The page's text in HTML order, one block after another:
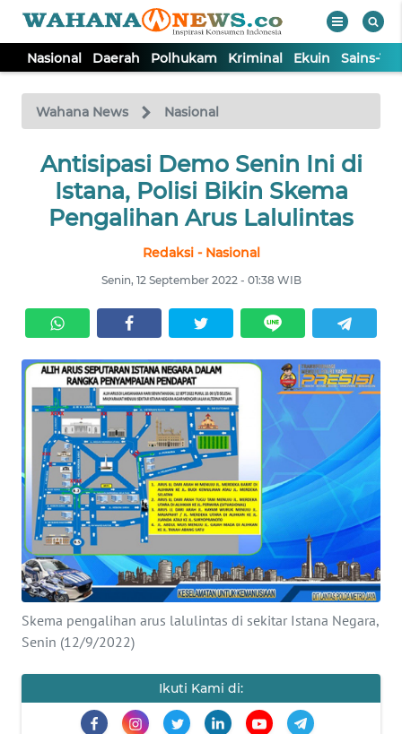
Nasional Daerah Polhukam Kriminal Ekuin Sains-
Wahana News Nasional
Antisipasi Demo Senin Ini di
Istana, Polisi Bikin Skema
Pengalihan Arus Lalulintas
Redaksi - Nasional
Senin, 12 September 2022 - 01:38 WIB
Skema pengalihan arus lalulintas di sekitar Istana Negara,
Senin (12/9/2022)
Ikuti Kami di:
TV
Tutup
NASIONAL
DAERAH
KRIMINAL
EKUIN
SAINS-TEKNO
KESEHATAN
INTERNASIONAL
SERBA-SERBI
PENDIDIKAN